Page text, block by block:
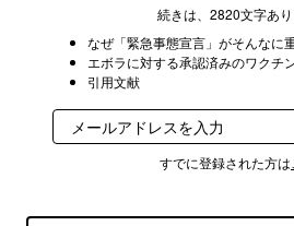
続きは、2820文字あり
なぜ「緊急事態宣言」がそんなに
エボラに対する承認済みのワクチ
引用文献
すでに登録された方は